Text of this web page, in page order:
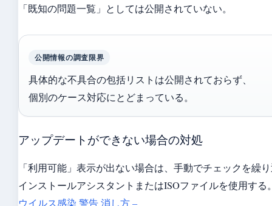
「既知の問題一覧」としては公開されていない。
公開情報の調査限界
具体的な不具合の包括リストは公開されておらず、
個別のケース対応にとどまっている。
アップデートができない場合の対処
「利用可能」表示が出ない場合は、手動でチェックを繰
インストールアシスタントまたはISOファイルを使用する
ウイルス感染 警告 消し方 –